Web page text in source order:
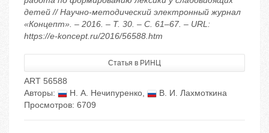
детей // Научно-методический электронный журнал
«Концепт». – 2016. – Т. 30. – С. 61–67. – URL:
https://e-koncept.ru/2016/56588.htm
Статья в РИНЦ
ART 56588
Авторы:
Н. А. Нечипуренко,
В. И. Лахмоткина
Просмотров: 6709